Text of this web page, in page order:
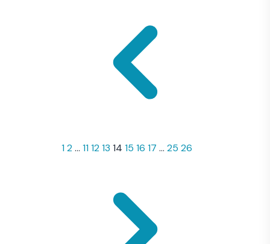
12... 111213 14 15 16 17 ... 25 26